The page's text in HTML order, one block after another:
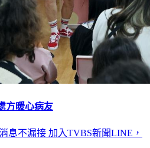
方暖心病友
息不漏接 加入TVBS新聞LINE，